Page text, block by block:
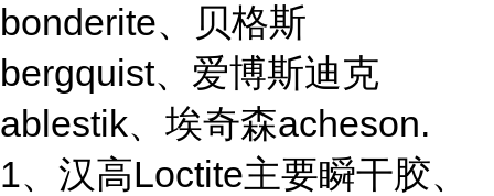
bonderite、贝格斯
bergquist、爱博斯迪克
ablestik、埃奇森acheson.
1、汉高Loctite主要瞬干胶、